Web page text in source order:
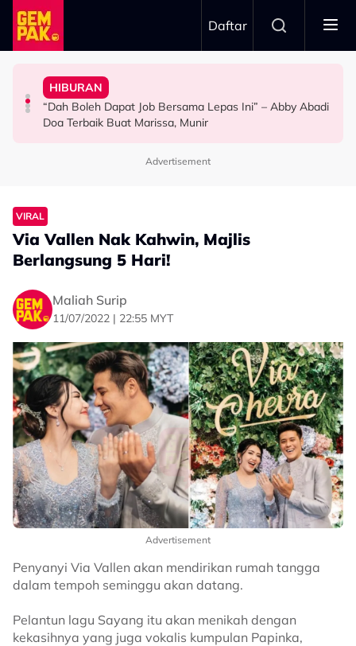
Skip to main content
Daftar
HIBURAN
Bawa Anak Ke Klinik, Syasya Rizal Terkejut Dikenali
Doktor
HIBURAN
“Dah Boleh Dapat Job Bersama Lepas Ini” – Abby Abadi
Doa Terbaik Buat Marissa, Munir
SELEBRITI
Michelle Yeoh Dinobatkan ‘Tokoh Perfileman Asia Tahun
Ini’ Di BIFF
BERITA
Kasihnya Ibu, Ikan Lumba-Lumba Enggan Tinggalkan
Anak Yang Sudah Mati
Advertisement
VIRAL
Via Vallen Nak Kahwin, Majlis
Berlangsung 5 Hari!
Maliah Surip
11/07/2022 | 22:55 MYT
Advertisement
Penyanyi Via Vallen akan mendirikan rumah tangga
dalam tempoh seminggu akan datang.
Pelantun lagu Sayang itu akan menikah dengan
kekasihnya yang juga vokalis kumpulan Papinka,